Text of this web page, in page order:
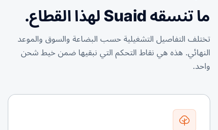
ما تنسقه Suaid لهذا القطاع.
تختلف التفاصيل التشغيلية حسب البضاعة والسوق والموعد
النهائي. هذه هي نقاط التحكم التي نبقيها ضمن خيط شحن
واحد.